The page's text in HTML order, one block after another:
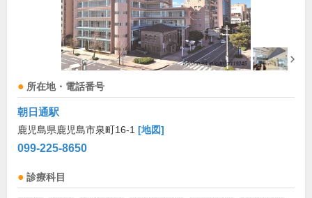
所在地・電話番号
朝日通駅
鹿児島県鹿児島市泉町16-1 [地図]
099-225-8650
診療科目